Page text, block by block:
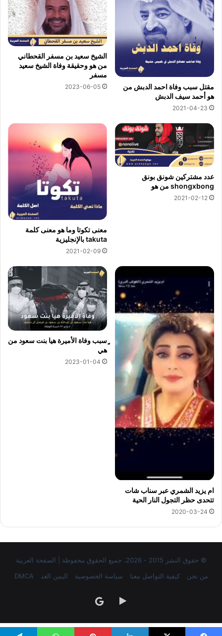
مقتل سبب وفاة احمد الدبش من
هو أحمد سيف الدبش
2021-04-23
الشيخ سعيد بن مسفر القحطاني
من هو وحقيقة وفاة الشيخ سعيد
مسفر
2023-06-05
عدد مشتركين شونق بونق
shongxbong من هو
2021-02-12
معنى تكوتا وما هو معنى كلمة
takuta بالإنجليزية
2021-02-09
ام يزيد الشمري عبر سناب شات
تتحدى حظر التجول النار الحية
2020-03-24
ٍسبب وفاة الأميرة هيا بنت سعود من
هي
2023-01-04
© حقوق النشر 2015 - 2026، جميع الحقوق محفوظة | الصفحة العربية
من نحن
كيفية التواصل معنا سياسة الخصوصية اليمن الغد DMCA
‏Google
Play
google
news